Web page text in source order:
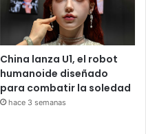
China lanza U1, el robot
humanoide diseñado
para combatir la soledad
hace 3 semanas